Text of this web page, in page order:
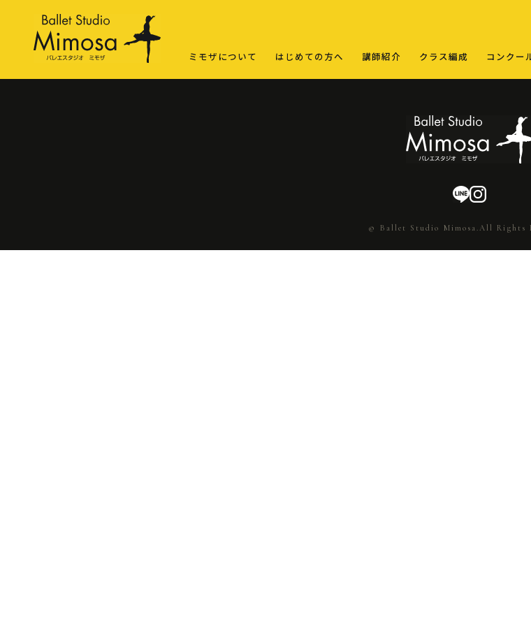
ミモザについて はじめての方へ 講師紹介 クラス編成 コンクー
© Ballet Studio Mimosa.All Rights